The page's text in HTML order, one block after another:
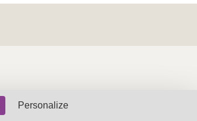
Personalize